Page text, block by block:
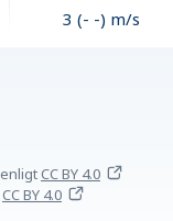
3 (- -) m/s
enligtCC BY 4.0
CC BY 4.0